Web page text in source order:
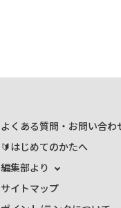
よくある質問・お問い合わ
🔰はじめてのかたへ
編集部より
サイトマップ